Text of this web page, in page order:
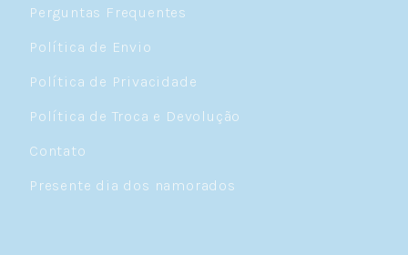
Perguntas Frequentes
Política de Envio
Política de Privacidade
Política de Troca e Devolução
Contato
Presente dia dos namorados